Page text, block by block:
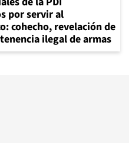
por servir al
cohecho, revelación de
ilegal de armas